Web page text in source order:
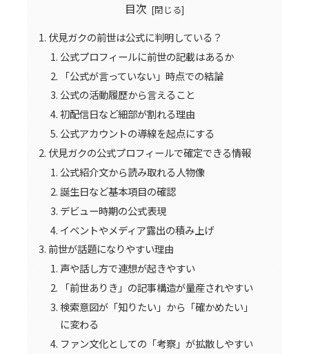
目次
伏見ガクの前世は公式に判明している？
公式プロフィールに前世の記載はあるか
「公式が言っていない」時点での結論
公式の活動履歴から言えること
初配信日など細部が割れる理由
公式アカウントの導線を起点にする
伏見ガクの公式プロフィールで確定できる情報
公式紹介文から読み取れる人物像
誕生日など基本項目の確認
デビュー時期の公式表現
イベントやメディア露出の積み上げ
前世が話題になりやすい理由
声や話し方で連想が起きやすい
「前世ありき」の記事構造が量産されやすい
検索意図が「知りたい」から「確かめたい」
に変わる
ファン文化としての「考察」が拡散しやすい